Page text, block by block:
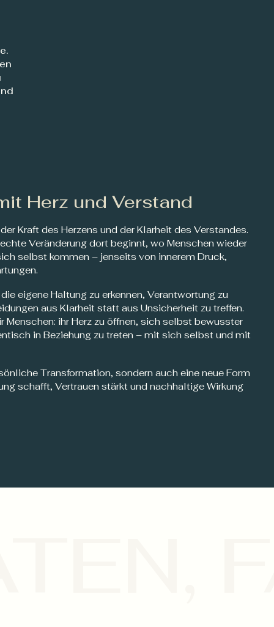
Herz und Verstand
Kraft des Herzens und der Klarheit des Verstandes.
Veränderung dort beginnt, wo Menschen wieder
selbst kommen – jenseits von innerem Druck,
eigene Haltung zu erkennen, Verantwortung zu
aus Klarheit statt aus Unsicherheit zu treffen.
Menschen: ihr Herz zu öffnen, sich selbst bewusster
in Beziehung zu treten – mit sich selbst und mit
Transformation, sondern auch eine neue Form
schafft, Vertrauen stärkt und nachhaltige Wirkung